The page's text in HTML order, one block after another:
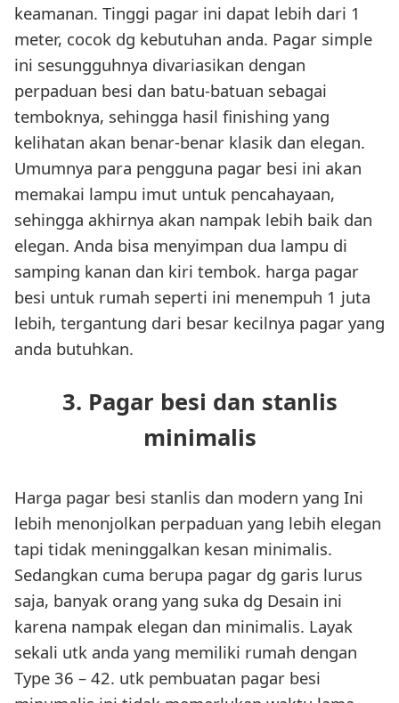
keamanan. Tinggi pagar ini dapat lebih dari 1
meter, cocok dg kebutuhan anda. Pagar simple
ini sesungguhnya divariasikan dengan
perpaduan besi dan batu-batuan sebagai
temboknya, sehingga hasil finishing yang
kelihatan akan benar-benar klasik dan elegan.
Umumnya para pengguna pagar besi ini akan
memakai lampu imut untuk pencahayaan,
sehingga akhirnya akan nampak lebih baik dan
elegan. Anda bisa menyimpan dua lampu di
samping kanan dan kiri tembok. harga pagar
besi untuk rumah seperti ini menempuh 1 juta
lebih, tergantung dari besar kecilnya pagar yang
anda butuhkan.
3. Pagar besi dan stanlis
minimalis
Harga pagar besi stanlis dan modern yang Ini
lebih menonjolkan perpaduan yang lebih elegan
tapi tidak meninggalkan kesan minimalis.
Sedangkan cuma berupa pagar dg garis lurus
saja, banyak orang yang suka dg Desain ini
karena nampak elegan dan minimalis. Layak
sekali utk anda yang memiliki rumah dengan
Type 36 – 42. utk pembuatan pagar besi